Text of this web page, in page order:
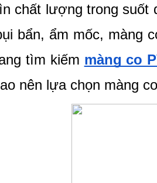
chất lượng trong
bẩn, ẩm mốc, màng
tìm kiếm màng co
nên lựa chọn màng